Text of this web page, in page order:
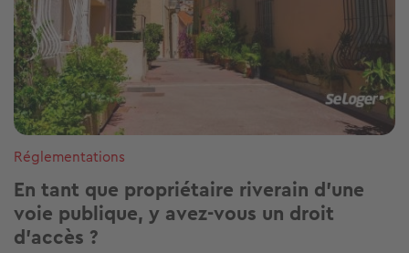
Réglementations
En tant que propriétaire riverain d’une
voie publique, y avez-vous un droit
d’accès ?